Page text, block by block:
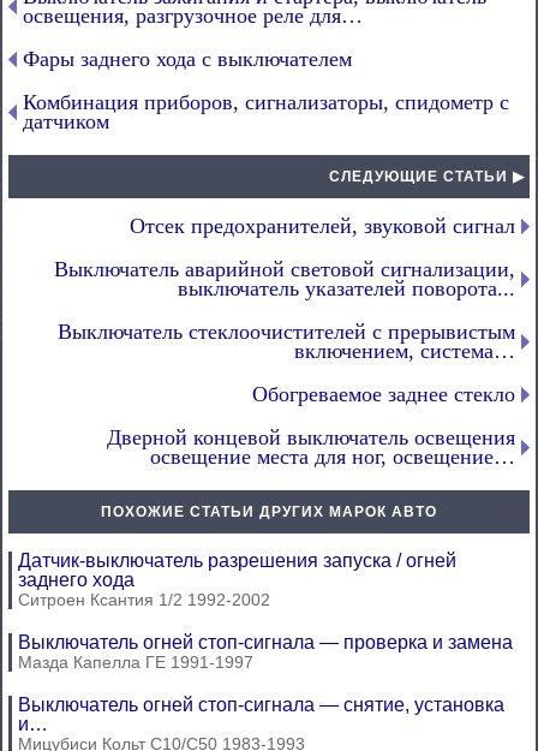
освещения, разгрузочное реле для…
Фары заднего хода с выключателем
Комбинация приборов, сигнализаторы, спидометр с
датчиком
СЛЕДУЮЩИЕ СТАТЬИ ▶
Отсек предохранителей, звуковой сигнал
Выключатель аварийной световой сигнализации,
выключатель указателей поворота...
Выключатель стеклоочистителей с прерывистым
включением, система…
Обогреваемое заднее стекло
Дверной концевой выключатель освещения
освещение места для ног, освещение…
ПОХОЖИЕ СТАТЬИ ДРУГИХ МАРОК АВТО
Датчик-выключатель разрешения запуска / огней
заднего хода
Ситроен Ксантия 1/2 1992-2002
Выключатель огней стоп-сигнала — проверка и замена
Мазда Капелла ГЕ 1991-1997
Выключатель огней стоп-сигнала — снятие, установка
и…
Мицубиси Кольт С10/С50 1983-1993